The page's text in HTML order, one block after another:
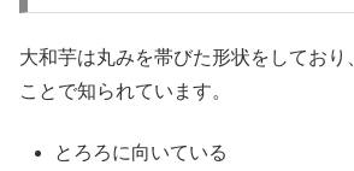
大和芋は丸みを帯びた形状をしており
ことで知られています。
とろろに向いている